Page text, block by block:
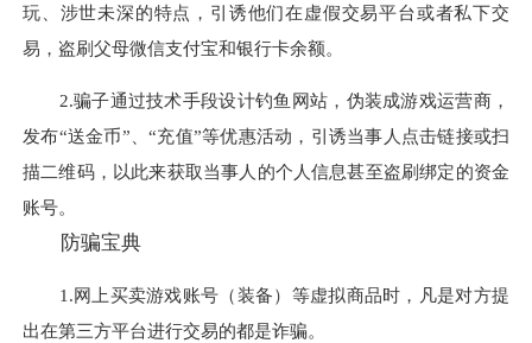
玩、涉世未深的特点，引诱他们在虚假交易平台或者私下交
易，盗刷父母微信支付宝和银行卡余额。
2.骗子通过技术手段设计钓鱼网站，伪装成游戏运营商，
发布“送金币”、“充值”等优惠活动，引诱当事人点击链接或扫
描二维码，以此来获取当事人的个人信息甚至盗刷绑定的资金
账号。
防骗宝典
1.网上买卖游戏账号（装备）等虚拟商品时，凡是对方提
出在第三方平台进行交易的都是诈骗。